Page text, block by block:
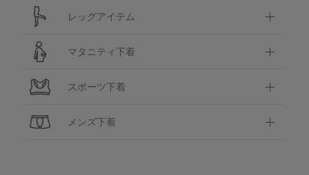
レッグアイテム
マタニティ下着
スポーツ下着
メンズ下着